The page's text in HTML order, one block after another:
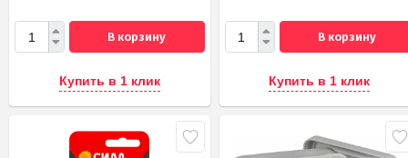
В корзину
Купить в 1 клик
В корзину
Купить в 1 клик